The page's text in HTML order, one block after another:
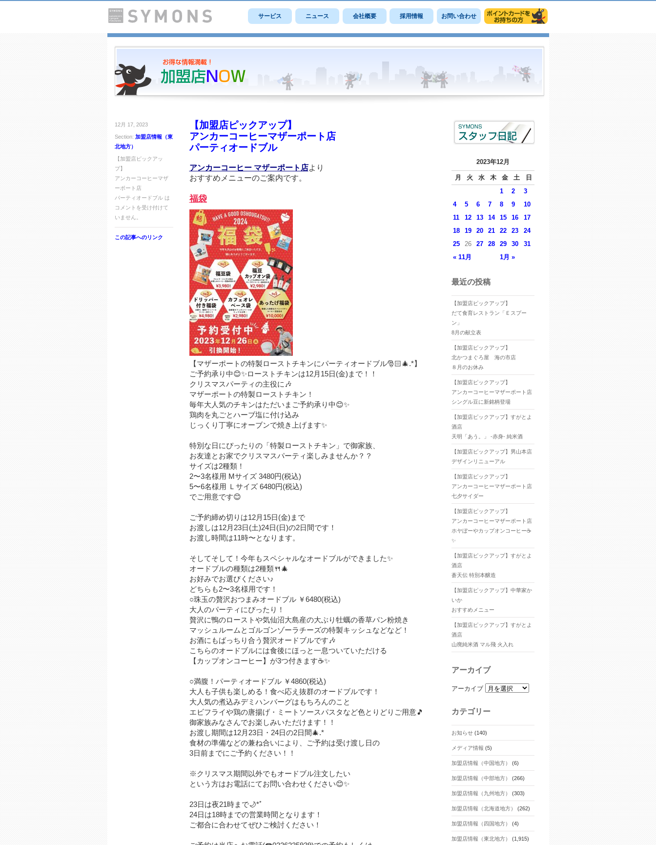
サービス ニュース 会社概要 採用情報 お問い合わせ
12月 17, 2023
Section: 加盟店情報（東
北地方）
【加盟店ピックアッ
プ】
アンカーコーヒーマザ
ーポート店
パーティオードブル は
コメントを受け付けて
いません。
この記事へのリンク
【加盟店ピックアップ】
アンカーコーヒーマザーポート店
パーティオードブル
アンカーコーヒー マザーポート店より
おすすめメニューのご案内です。
福袋
【マザーポートの特製ローストチキンにパーティオードブル🎅🏻🎄.*】
ご予約承り中😊✨ローストチキンは12月15日(金)まで！！
クリスマスパーティの主役に🎶
マザーポートの特製ローストチキン！
毎年大人気のチキンはただいまご予約承り中😊✨
鶏肉を丸ごとハーブ塩に付け込み
じっくり丁寧にオーブンで焼き上げます✨
特別な日にぴったりの「特製ローストチキン」で御家族、
お友達とお家でクリスマスパーティ楽しみませんか？？
サイズは2種類！
2〜3名様用 Mサイズ 3480円(税込)
5〜6名様用 Ｌサイズ 6480円(税込)
でご用意です😊
ご予約締め切りは12月15日(金)まで
お渡しは12月23日(土)24日(日)の2日間です！
お渡し時間は11時〜となります。
そしてそして！今年もスペシャルなオードブルができました✨
オードブルの種類は2種類🍴🎄
お好みでお選びください♪
どちらも2〜3名様用です！
○珠玉の贅沢おつまみオードブル ￥6480(税込)
大人のパーティにぴったり！
贅沢に鴨のローストや気仙沼大島産の大ぶり牡蠣の香草パン粉焼き
マッシュルームとゴルゴンゾーラチーズの特製キッシュなどなど！
お酒にもばっちり合う贅沢オードブルです🎶
こちらのオードブルには食後にほっと一息ついていただける
【カップオンコーヒー】が3つ付きます☕✨
○満腹！パーティオードブル ￥4860(税込)
大人も子供も楽しめる！食べ応え抜群のオードブルです！
大人気の煮込みデミハンバーグはもちろんのこと
エビフライや鶏の唐揚げ・ミートソースパスタなど色とりどりご用意🎵
御家族みなさんでお楽しみいただけます！！
お渡し期間は12月23日・24日の2日間🎄.*
食材の準備などの兼ね合いにより、ご予約は受け渡し日の
3日前までにご予約ください！！
※クリスマス期間以外でもオードブル注文したい
という方はお電話にてお問い合わせください😊✨
23日は夜21時まで🌙*ﾟ
24日は18時までの営業時間となります！
ご都合に合わせてぜひご検討ください！
2023年12月
月 火 水 木 金 土 日
« 11月 1月 »
1 2
3
4
5 6 7 8 9
10
11
12 13 14 15 16
17
18
19 20 21 22 23
24
25
26 27 28 29 30 31
最近の投稿
【加盟店ピックアップ】
だて食育レストラン「Ｅスプー
ン」
8月の献立表
【加盟店ピックアップ】
北かつまぐろ屋 海の市店
８月のお休み
【加盟店ピックアップ】
アンカーコーヒーマザーポート店
シングル豆に新銘柄登場
【加盟店ピックアップ】すがとよ
酒店
天明「あう。」 -赤身- 純米酒
【加盟店ピックアップ】男山本店
デザインリニューアル
【加盟店ピックアップ】
アンカーコーヒーマザーポート店
七夕サイダー
【加盟店ピックアップ】
アンカーコーヒーマザーポート店
ホヤぼーやカップオンコーヒー☕
✨
【加盟店ピックアップ】すがとよ
酒店
蒼天伝 特別本醸造
【加盟店ピックアップ】中華家か
いか
おすすめメニュー
【加盟店ピックアップ】すがとよ
酒店
山廃純米酒 マル飛 火入れ
アーカイブ
アーカイブ
カテゴリー
お知らせ(140)
メディア情報 (5)
加盟店情報（中国地方） (6)
加盟店情報（中部地方） (266)
加盟店情報（九州地方） (303)
加盟店情報（北海道地方） (262)
加盟店情報（四国地方） (4)
加盟店情報（東北地方） (1,915)